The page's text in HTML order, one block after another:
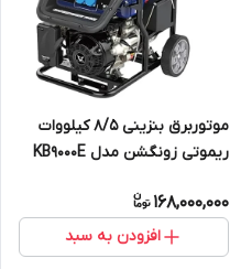
موتوربرق بنزینی 8/5 کیلووات
ریموتی زونگشن مدل KB9000E
168,000,000
افزودن به سبد